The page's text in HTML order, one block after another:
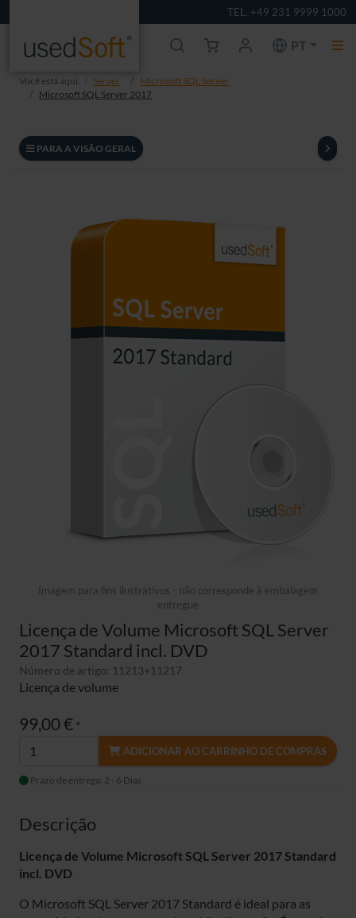
TEL. +49 231 9999 1000
PT
Você está aqui: Server
Microsoft SQL Server
Microsoft SQL Server 2017
PARA A VISÃO GERAL
Imagem para fins ilustrativos - não corresponde à embalagem
entregue
Licença de Volume Microsoft SQL Server
2017 Standard incl. DVD
Número de artigo: 11213+11217
Licença de volume
99,00 € *
ADICIONAR AO CARRINHO DE COMPRAS
Prazo de entrega: 2 - 6 Dias
Descrição
Licença de Volume Microsoft SQL Server 2017 Standard
incl. DVD
O Microsoft SQL Server 2017 Standard é ideal para as